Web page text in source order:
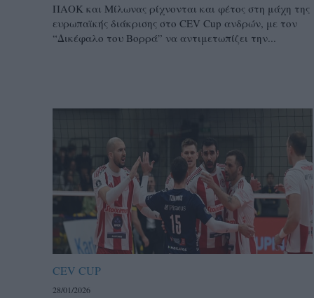
ΠΑΟΚ και Μίλωνας ρίχνονται και φέτος στη μάχη της
ευρωπαϊκής διάκρισης στο CEV Cup ανδρών, με τον
“Δικέφαλο του Βορρά” να αντιμετωπίζει την...
CEV CUP
28/01/2026